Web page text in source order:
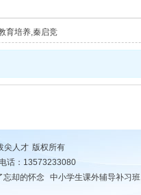
育培养,秦启竞
尖人才 版权所有
话：13573233080
忘却的怀念 中小学生课外辅导补习班